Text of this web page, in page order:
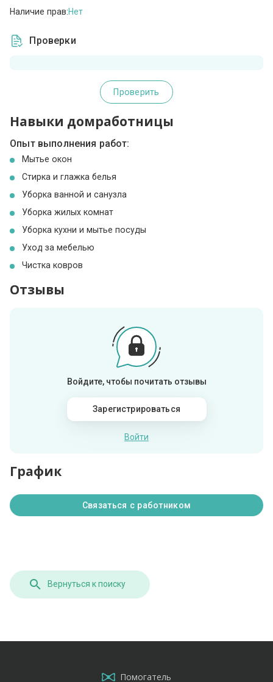
Наличие прав:Нет
Проверки
Проверить
Навыки домработницы
Опыт выполнения работ:
Мытье окон
Стирка и глажка белья
Уборка ванной и санузла
Уборка жилых комнат
Уборка кухни и мытье посуды
Уход за мебелью
Чистка ковров
Отзывы
Войдите, чтобы почитать отзывы
Зарегистрироваться
Войти
График
Связаться с работником
Вернуться к поиску
Помогатель